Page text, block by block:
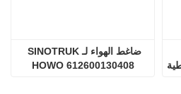
HOWO 612600130408